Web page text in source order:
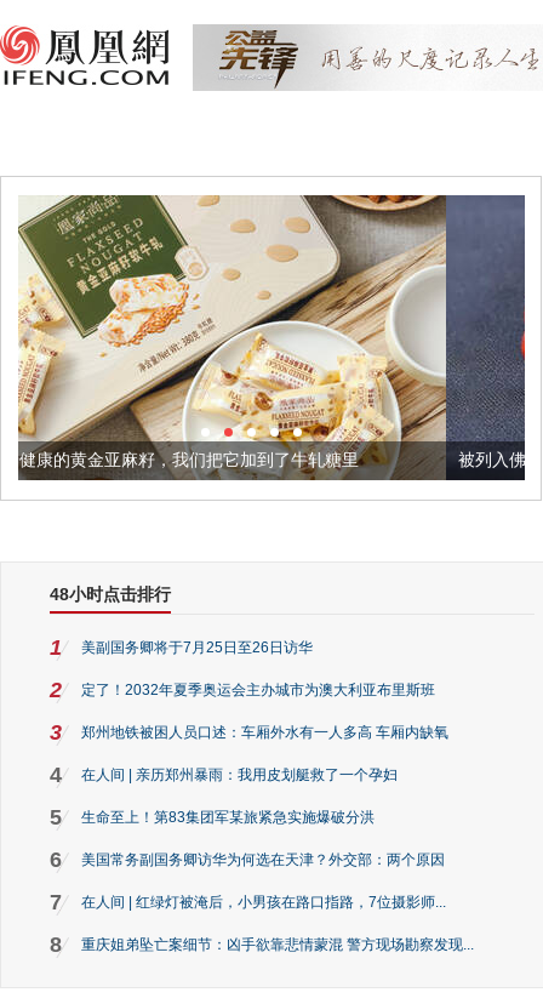
们把它加到了牛轧糖里 被列入佛家七宝的它到底有多美？
48小时点击排行
1 美副国务卿将于7月25日至26日访华
2 定了！2032年夏季奥运会主办城市为澳大利亚布里斯班
3 郑州地铁被困人员口述：车厢外水有一人多高 车厢内缺氧
4 在人间 | 亲历郑州暴雨：我用皮划艇救了一个孕妇
5 生命至上！第83集团军某旅紧急实施爆破分洪
6 美国常务副国务卿访华为何选在天津？外交部：两个原因
7 在人间 | 红绿灯被淹后，小男孩在路口指路，7位摄影师...
8 重庆姐弟坠亡案细节：凶手欲靠悲情蒙混 警方现场勘察发现...